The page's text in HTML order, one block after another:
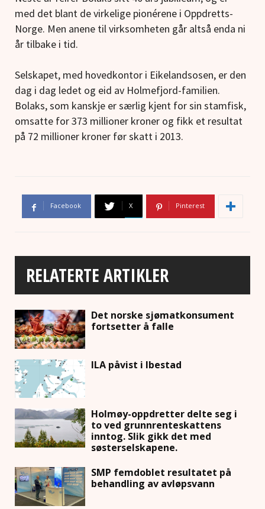
med det blant de virkelige pionérene i Oppdretts-
Norge. Men anene til virksomheten går altså enda ni
år tilbake i tid.
Selskapet, med hovedkontor i Eikelandsosen, er den
dag i dag ledet og eid av Holmefjord-familien.
Bolaks, som kanskje er særlig kjent for sin stamfisk,
omsatte for 373 millioner kroner og fikk et resultat
på 72 millioner kroner før skatt i 2013.
Facebook X Pinterest
RELATERTE ARTIKLER
Det norske sjømatkonsument
fortsetter å falle
ILA påvist i Ibestad
Holmøy-oppdretter delte seg i
to ved grunnrenteskattens
inntog. Slik gikk det med
søsterselskapene.
SMP femdoblet resultatet på
behandling av avløpsvann